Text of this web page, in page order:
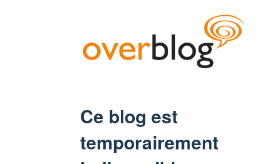
Ce blog est
temporairement